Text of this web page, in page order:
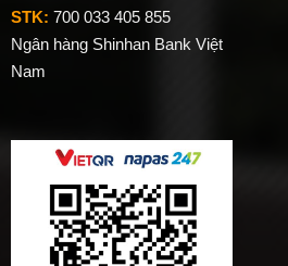
STK: 700 033 405 855
Ngân hàng Shinhan Bank Việt
Nam